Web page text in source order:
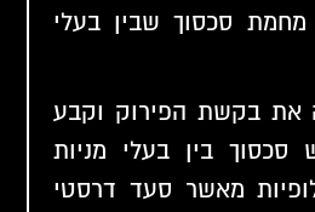
סכסוך שבין בעלי
בקשת הפירוק וקבע
בין בעלי מניות
מאשר סעד דרסטי